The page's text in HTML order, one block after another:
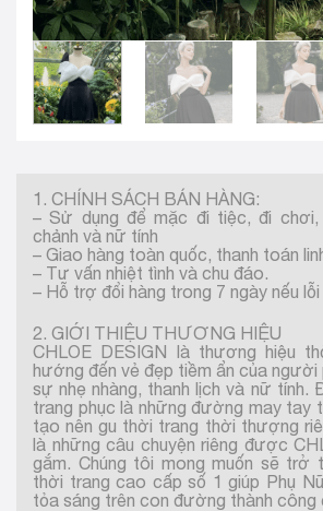
1. CHÍNH SÁCH BÁN HÀNG:
– Sử dụng để mặc đi tiệc, đi chơi,
chảnh và nữ tính
– Giao hàng toàn quốc, thanh toán
– Tư vấn nhiệt tình và chu đáo.
– Hỗ trợ đổi hàng trong 7 ngày nếu
2. GIỚI THIỆU THƯƠNG HIỆU
CHLOE DESIGN là thương hiệu
hướng đến vẻ đẹp tiềm ẩn của người
sự nhẹ nhàng, thanh lịch và nữ tính.
trang phục là những đường may tay
tạo nên gu thời trang thời thượng
là những câu chuyện riêng được
gắm. Chúng tôi mong muốn sẽ trở
thời trang cao cấp số 1 giúp Phụ
tỏa sáng trên con đường thành công